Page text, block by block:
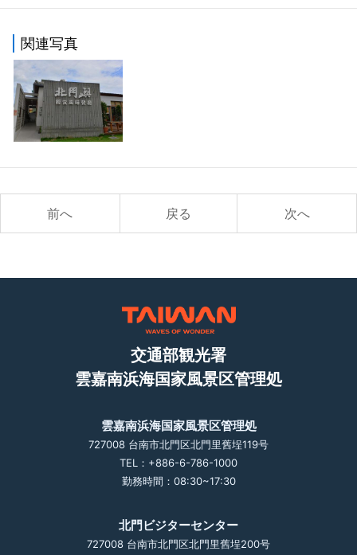
関連写真
前へ 戻る 次へ
交通部観光署
雲嘉南浜海国家風景区管理処
雲嘉南浜海国家風景区管理処
727008 台南市北門区北門里舊埕119号
TEL：+886-6-786-1000
勤務時間：08:30~17:30
北門ビジターセンター
727008 台南市北門区北門里舊埕200号